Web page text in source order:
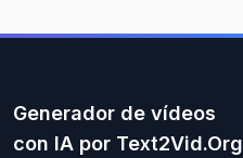
Generador de vídeos
con IA por Text2Vid.Org